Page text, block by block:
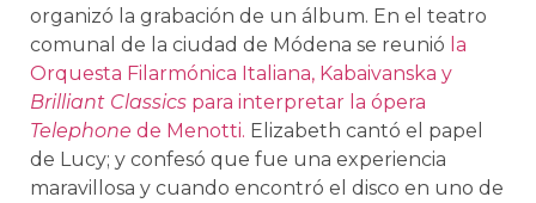
organizó la grabación de un álbum. En el teatro
comunal de la ciudad de Módena se reunió la
Orquesta Filarmónica Italiana, Kabaivanska y
Brilliant Classics para interpretar la ópera
Telephone de Menotti. Elizabeth cantó el papel
de Lucy; y confesó que fue una experiencia
maravillosa y cuando encontró el disco en uno de